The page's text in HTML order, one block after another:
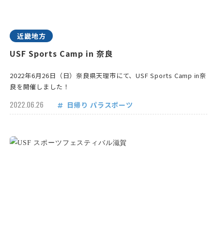
近畿地方
USF Sports Camp in 奈良
2022年6月26日（日）奈良県天理市にて、USF Sports Camp in奈
良を開催しました！
2022.06.26 日帰り パラスポーツ